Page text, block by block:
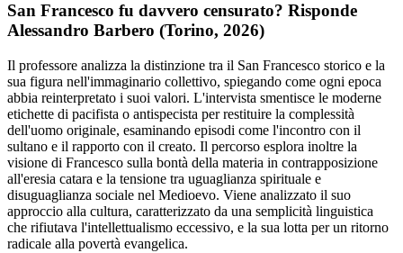
San Francesco fu davvero censurato? Risponde
Alessandro Barbero (Torino, 2026)
Il professore analizza la distinzione tra il San Francesco storico e la
sua figura nell'immaginario collettivo, spiegando come ogni epoca
abbia reinterpretato i suoi valori. L'intervista smentisce le moderne
etichette di pacifista o antispecista per restituire la complessità
dell'uomo originale, esaminando episodi come l'incontro con il
sultano e il rapporto con il creato. Il percorso esplora inoltre la
visione di Francesco sulla bontà della materia in contrapposizione
all'eresia catara e la tensione tra uguaglianza spirituale e
disuguaglianza sociale nel Medioevo. Viene analizzato il suo
approccio alla cultura, caratterizzato da una semplicità linguistica
che rifiutava l'intellettualismo eccessivo, e la sua lotta per un ritorno
radicale alla povertà evangelica.